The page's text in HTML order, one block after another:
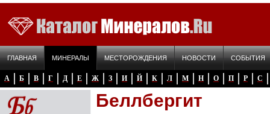
ГЛАВНАЯ МИНЕРАЛЫ МЕСТОРОЖДЕНИЯ НОВОСТИ СОБЫТИЯ
А Б В Г Д Е Ж З И Й К Л М Н О П Р С
Беллбергит